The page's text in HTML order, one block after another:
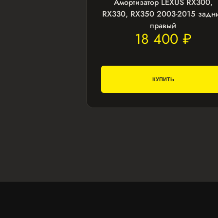
RX330, RX350 2003-2015
правый
18 400 ₽
КУПИТЬ